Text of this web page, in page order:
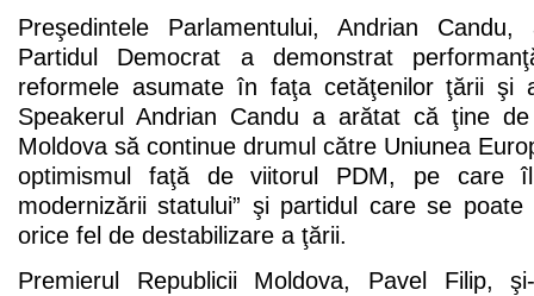
Preşedintele Parlamentului, Andrian
Partidul Democrat a demonstrat
reformele asumate în faţa cetăţenilor ţării şi
Speakerul Andrian Candu a arătat că ţine
Moldova să continue drumul către Uniunea
optimismul faţă de viitorul PDM, pe care îl
modernizării statului” şi partidul care se
orice fel de destabilizare a ţării.
Premierul Republicii Moldova, Pavel Filip,